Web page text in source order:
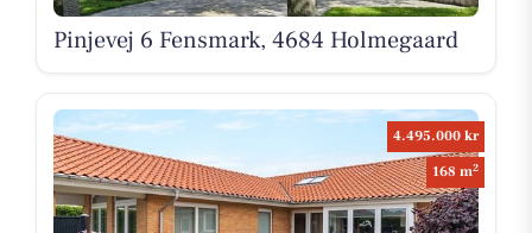
Pinjevej 6 Fensmark, 4684 Holmegaard
4.495.000 kr
168 m2